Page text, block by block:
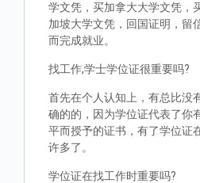
学文凭，买加拿大大学文凭，
加坡大学文凭，回国证明，留
而完成就业。
找工作,学士学位证很重要吗?
首先在个人认知上，有总比没
确的的，因为学位证代表了你
平而授予的证书，有了学位证
许多了。
学位证在找工作时重要吗?